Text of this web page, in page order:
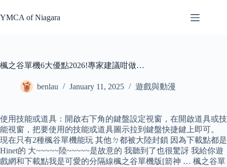
to
content
YMCA of Niagara
楓之谷單機6大優點2026!專家建議咁做…
benlau January 11, 2025 遊戲與動漫
使用技能或道具：開啟右下角的鍵盤設定視窗，在開啟道具或技
能視窗，把要使用的技能或道具圖示拉到鍵盤快捷鍵上即可。
現在只有2種楓谷單機能玩 其他ㄉ都被大陸封鎖 因為下載點都是
Hinet的 大~~~~~陸~~~~~是故意的 我聽到了也很驚訝 我給你遊
戲網和下載點我是可愛的分隔線楓之谷單機版[箭神 … 楓之谷單